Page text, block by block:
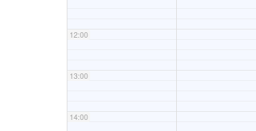
12:00
13:00
14:00